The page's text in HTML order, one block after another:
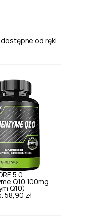
od ręki
5.0
Q10 100mg
Q10)
58,90 zł